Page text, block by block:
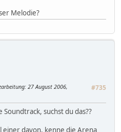
Melodie?
#735
: 27 August 2006,
suchst du das??
einer davon, kenne die Arena